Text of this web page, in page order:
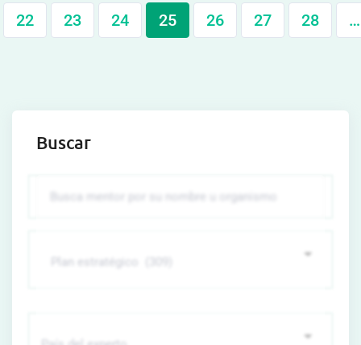
22 23 24 25 26 27 28 …
Buscar